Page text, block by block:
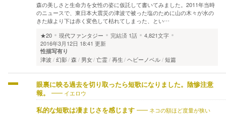
森の美しさと生命力を女性の姿に仮託して書いてみました。2011年当時
のニュースで、東日本大震災の津波で被った塩のために山の木々が水の
きた線より下は赤く変色して枯れてしまった、とい…
★20
現代ファンタジー 完結済 1話
4,821文字
2016年3月12日 18:41 更新
性描写有り
津波 幻影 森 男女 亡霊 再生 ヘビーノベル 短篇
眼裏に映る過去を切り取ったら短歌になりました。陰惨注意
報。
イエロウ
私的な短歌は凄まじさを感じます ネコの額ほど度量が狭い